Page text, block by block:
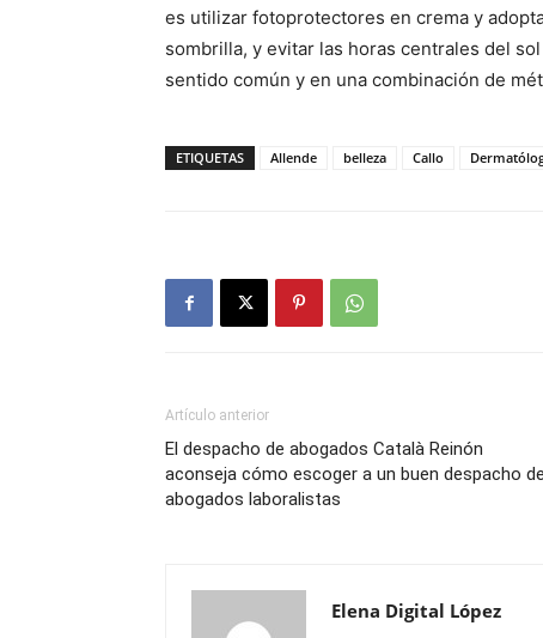
es utilizar fotoprotectores en crema y
sombrilla, y evitar las horas centrales del
sentido común y en una combinación de
ETIQUETAS Allende belleza Callo
Artículo anterior
El despacho de abogados Català Reinón
aconseja cómo escoger a un buen despacho de
abogados laboralistas
Elena Digital López